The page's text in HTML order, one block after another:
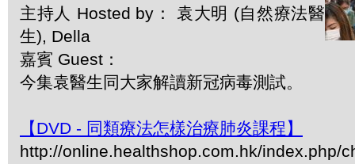
主持人 Hosted by： 袁大明 (自然療法醫
生), Della
嘉賓 Guest：
今集袁醫生同大家解讀新冠病毒測試。
【DVD - 同類療法怎樣治療肺炎課程】
http://online.healthshop.com.hk/index.php/